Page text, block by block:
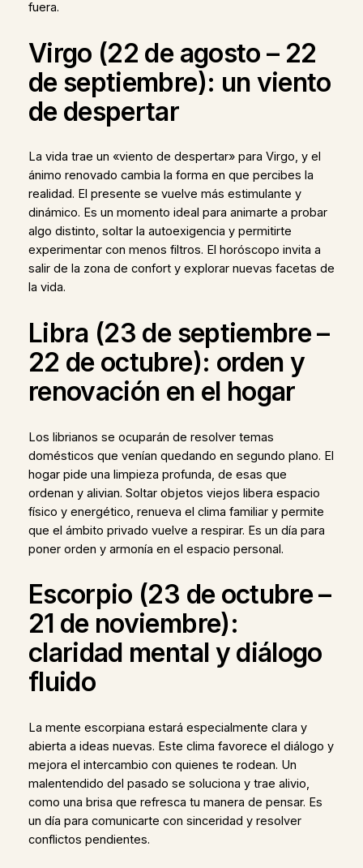
fuera.
Virgo (22 de agosto – 22
de septiembre): un viento
de despertar
La vida trae un «viento de despertar» para Virgo, y el
ánimo renovado cambia la forma en que percibes la
realidad. El presente se vuelve más estimulante y
dinámico. Es un momento ideal para animarte a probar
algo distinto, soltar la autoexigencia y permitirte
experimentar con menos filtros. El horóscopo invita a
salir de la zona de confort y explorar nuevas facetas de
la vida.
Libra (23 de septiembre –
22 de octubre): orden y
renovación en el hogar
Los librianos se ocuparán de resolver temas
domésticos que venían quedando en segundo plano. El
hogar pide una limpieza profunda, de esas que
ordenan y alivian. Soltar objetos viejos libera espacio
físico y energético, renueva el clima familiar y permite
que el ámbito privado vuelve a respirar. Es un día para
poner orden y armonía en el espacio personal.
Escorpio (23 de octubre –
21 de noviembre):
claridad mental y diálogo
fluido
La mente escorpiana estará especialmente clara y
abierta a ideas nuevas. Este clima favorece el diálogo y
mejora el intercambio con quienes te rodean. Un
malentendido del pasado se soluciona y trae alivio,
como una brisa que refresca tu manera de pensar. Es
un día para comunicarte con sinceridad y resolver
conflictos pendientes.